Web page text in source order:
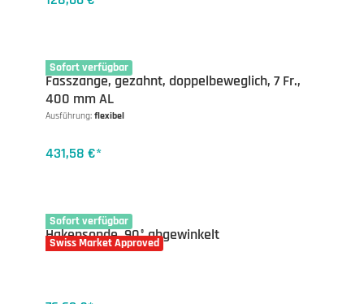
Sofort verfügbar
18-2320
Fasszange, gezahnt, doppelbeweglich, 7 Fr.,
400 mm AL
Ausführung: flexibel
431,58 €*
Sofort verfügbar
Swiss Market Approved
17-1825
Hakensonde, 90° abgewinkelt